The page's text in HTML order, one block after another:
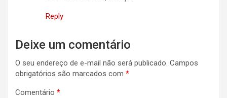
Reply
Deixe um comentário
O seu endereço de e-mail não será publicado. Campos
obrigatórios são marcados com *
Comentário *